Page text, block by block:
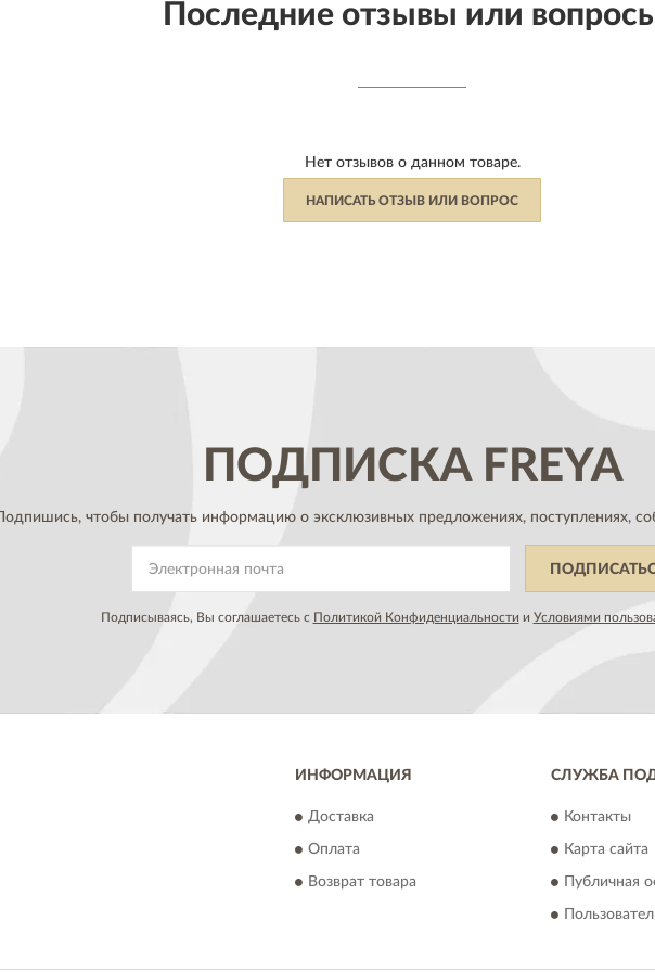
Последние отзывы или
Нет отзывов о данном товаре.
НАПИСАТЬ ОТЗЫВ ИЛИ ВОПРОС
ПОДПИСКАFREYA
Подпишись, чтобы получать информацию о эксклюзивных предложениях,поступлениях,
Подписываясь, Вы соглашаетесь с Политикой Конфиденциальности и Условиями
ИНФОРМАЦИЯ
Доставка
Оплата
Возврат товара
СЛУЖБА
Контакты
Карта сайта
Публичная